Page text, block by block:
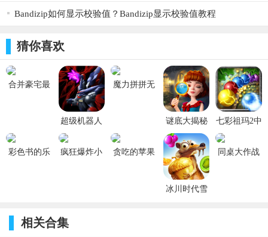
Bandizip如何显示校验值？Bandizip显示校验值教程
猜你喜欢
合并豪宅最
v22.04.01
超级机器人
大战a修改版
魔力拼拼无
谜底大揭秘
找出凶手游
戏 v1.0.1
七彩祖玛2中
文版 v1.5.3
彩色书的乐
疯狂爆炸小
贪吃的苹果
冰川时代雪
同桌大作战
相关合集